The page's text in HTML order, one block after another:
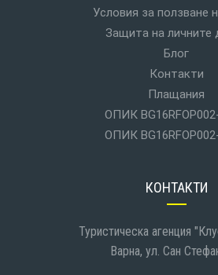
Условия за ползване
Защита на личните
Блог
Контакти
Плащания
ОПИК
ОПИК
КОНТАКТИ
Туристическа агенция
Варна, ул. Сан